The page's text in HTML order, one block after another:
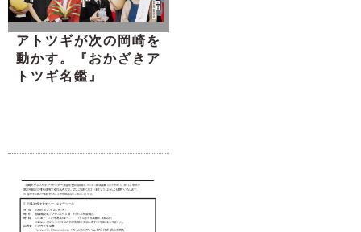
アトツギが次の岡崎を
動かす。『おかざきア
トツギ名鑑』